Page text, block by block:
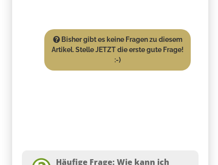
Bisher gibt es keine Fragen zu diesem
Artikel. Stelle JETZT die erste gute Frage!
:-)
Häufige Frage: Wie kann ich